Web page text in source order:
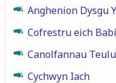
Anghenion Dysgu
Cofrestru eich Babi
Canolfannau
Cychwyn Iach